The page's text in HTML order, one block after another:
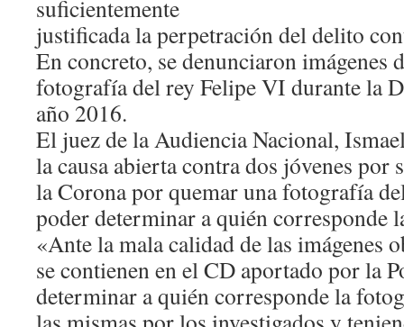
suficientemente
justificada la perpetración del delito
En concreto, se denunciaron imágenes
fotografía del rey Felipe VI durante la
año 2016.
El juez de la Audiencia Nacional,
la causa abierta contra dos jóvenes por
la Corona por quemar una fotografía
poder determinar a quién corresponde
«Ante la mala calidad de las imágenes
se contienen en el CD aportado por la
determinar a quién corresponde la